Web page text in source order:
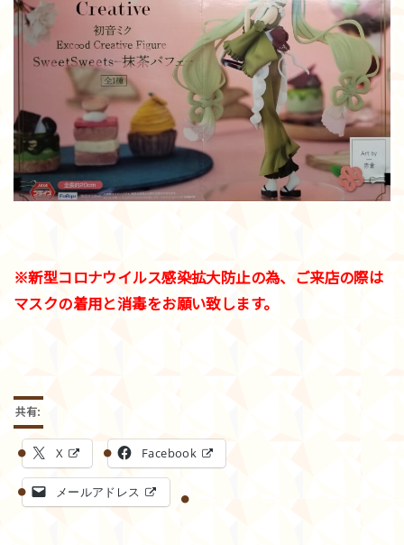
※新型コロナウイルス感染拡大防止の為、ご来店の際は
マスクの着用と消毒をお願い致します。
共有:
X Facebook
メールアドレス